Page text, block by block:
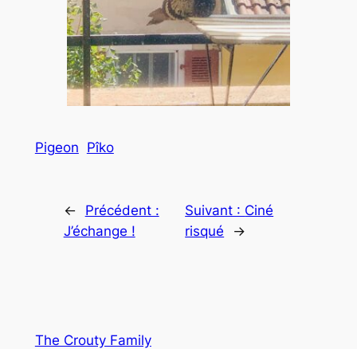
Pigeon Pîko
←
Précédent :
J’échange !
Suivant : Ciné
risqué
→
The Crouty Family